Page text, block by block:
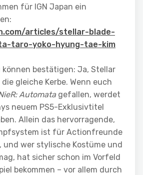
für IGN Japan ein
articles/stellar-blade-
taro-yoko-hyung-tae-kim
können bestätigen: Ja, Stellar
gleiche Kerbe. Wenn euch
Automatagefallen, werdet
neuem PS5-Exklusivtitel
Allein das hervorragende,
ist für Actionfreunde
und wer stylische Kostüme und
hat sicher schon im Vorfeld
bekommen – vor allem durch